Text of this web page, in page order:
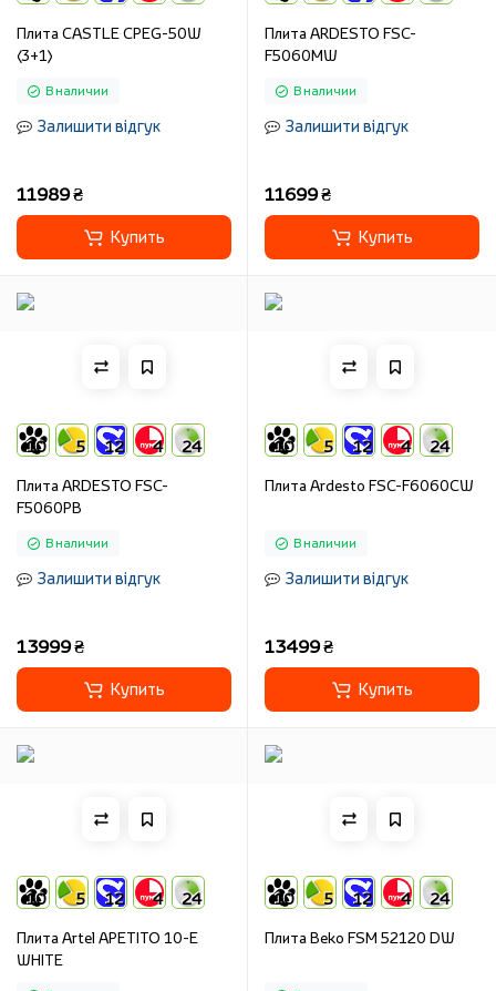
Плита CASTLE CPEG-50W
(3+1)
В наличии
Залишити відгук
11989 ₴
Купить
Плита ARDESTO FSC-
F5060MW
В наличии
Залишити відгук
11699 ₴
Купить
10 5 12 4 24
Плита ARDESTO FSC-
F5060PB
В наличии
Залишити відгук
13999 ₴
Купить
10 5 12 4 24
Плита Ardesto FSC-F6060CW
В наличии
Залишити відгук
13499 ₴
Купить
10 5 12 4 24
Плита Artel APETITO 10-E
WHITE
10 5 12 4 24
Плита Beko FSM 52120 DW